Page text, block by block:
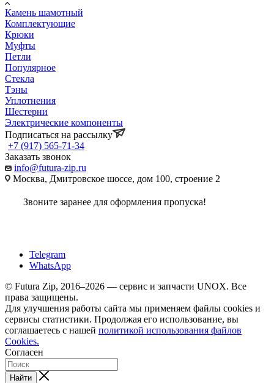
Камень шамотный
Комплектующие
Крюки
Муфты
Петли
Популярное
Стекла
Тэны
Уплотнения
Шестерни
Электрические компоненты
Подписаться на рассылку
+7 (917) 565-71-34
Заказать звонок
info@futura-zip.ru
Москва, Дмитровское шоссе, дом 100, строение 2
Звоните заранее для оформления пропуска!
Telegram
WhatsApp
© Futura Zip, 2016–2026 — сервис и запчасти UNOX. Все
права защищены.
Для улучшения работы сайта мы применяем файлы cookies и
сервисы статистики. Продолжая его использование, вы
соглашаетесь с нашей политикой использования файлов
Cookies.
Согласен
Найти